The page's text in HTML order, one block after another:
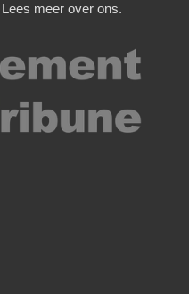
Lees meer over ons.